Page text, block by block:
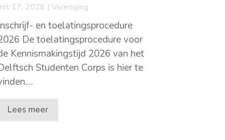
17, 2026 | Vereniging
en toelatingsprocedure
De toelatingsprocedure voor
Kennismakingstijd 2026 van het
Studenten Corps is hier te
Lees meer